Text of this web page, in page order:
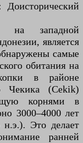
Доисторический
на западной
является
самые
обитания на
в районе
Чекика (Cekik)
корнями в
3000–4000 лет
н.э.). Это делает
ранней